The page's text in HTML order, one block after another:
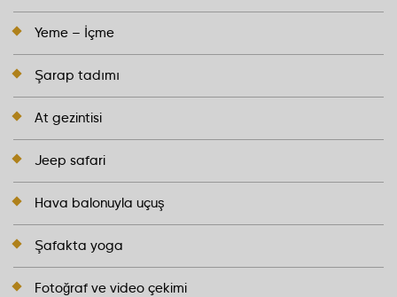
Yeme – İçme
Şarap tadımı
At gezintisi
Jeep safari
Hava balonuyla uçuş
Şafakta yoga
Fotoğraf ve video çekimi